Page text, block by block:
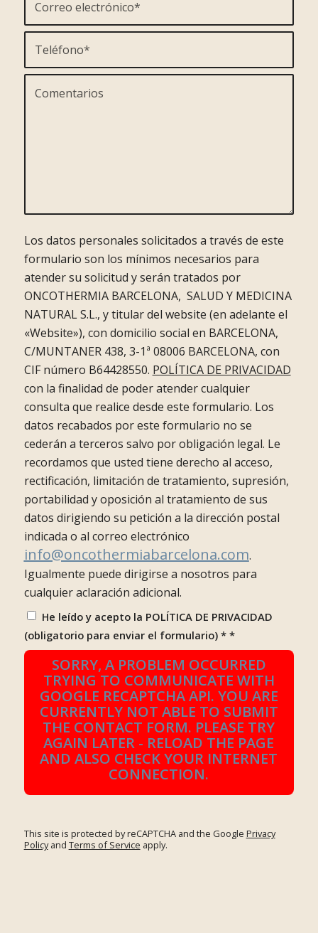
Los datos personales solicitados a través de este
formulario son los mínimos necesarios para
atender su solicitud y serán tratados por
ONCOTHERMIA BARCELONA, SALUD Y MEDICINA
NATURAL S.L., y titular del website (en adelante el
«Website»), con domicilio social en BARCELONA,
C/MUNTANER 438, 3-1ª 08006 BARCELONA, con
CIF número B64428550. POLÍTICA DE PRIVACIDAD
con la finalidad de poder atender cualquier
consulta que realice desde este formulario. Los
datos recabados por este formulario no se
cederán a terceros salvo por obligación legal. Le
recordamos que usted tiene derecho al acceso,
rectificación, limitación de tratamiento, supresión,
portabilidad y oposición al tratamiento de sus
datos dirigiendo su petición a la dirección postal
indicada o al correo electrónico
info@oncothermiabarcelona.com.
Igualmente puede dirigirse a nosotros para
cualquier aclaración adicional.
He leído y acepto la POLÍTICA DE PRIVACIDAD
(obligatorio para enviar el formulario) * *
SORRY, A PROBLEM OCCURRED
TRYING TO COMMUNICATE WITH
GOOGLE RECAPTCHA API. YOU ARE
CURRENTLY NOT ABLE TO SUBMIT
THE CONTACT FORM. PLEASE TRY
AGAIN LATER - RELOAD THE PAGE
AND ALSO CHECK YOUR INTERNET
CONNECTION.
This site is protected by reCAPTCHA and the Google Privacy
Policyand Terms of Service apply.